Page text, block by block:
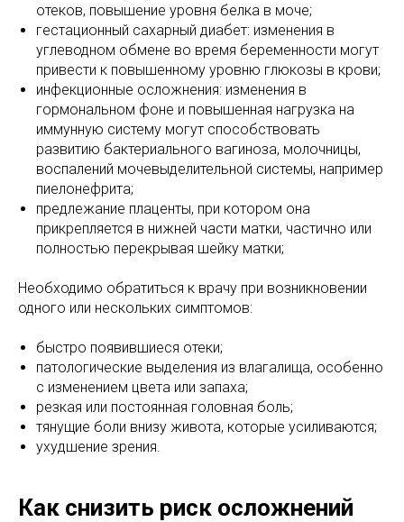
отеков, повышение уровня белка в моче;
гестационный сахарный диабет: изменения в
углеводном обмене во время беременности могут
привести к повышенному уровню глюкозы в крови;
инфекционные осложнения: изменения в
гормональном фоне и повышенная нагрузка на
иммунную систему могут способствовать
развитию бактериального вагиноза, молочницы,
воспалений мочевыделительной системы, например
пиелонефрита;
предлежание плаценты, при котором она
прикрепляется в нижней части матки, частично или
полностью перекрывая шейку матки;
Необходимо обратиться к врачу при возникновении
одного или нескольких симптомов:
быстро появившиеся отеки;
патологические выделения из влагалища, особенно
с изменением цвета или запаха;
резкая или постоянная головная боль;
тянущие боли внизу живота, которые усиливаются;
ухудшение зрения.
Как снизить риск осложнений